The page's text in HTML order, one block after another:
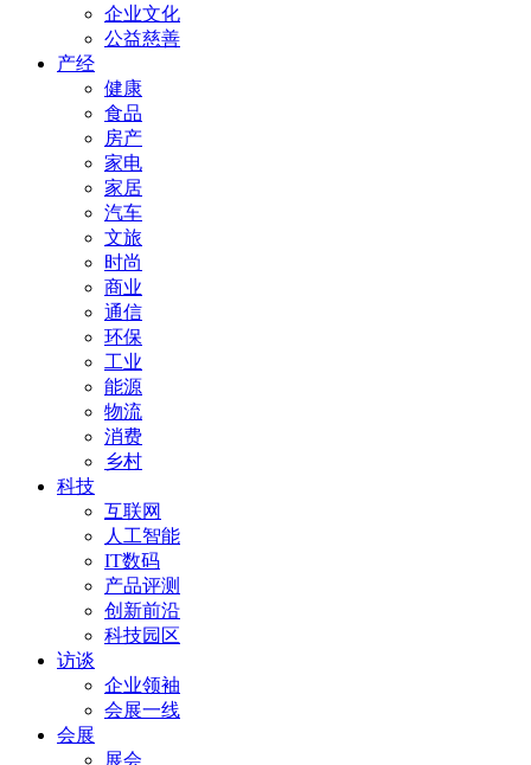
企业文化
公益慈善
产经
健康
食品
房产
家电
家居
汽车
文旅
时尚
商业
通信
环保
工业
能源
物流
消费
乡村
科技
互联网
人工智能
IT数码
产品评测
创新前沿
科技园区
访谈
企业领袖
会展一线
会展
展会